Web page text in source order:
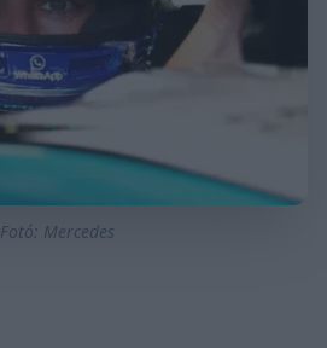
Fotó: Mercedes